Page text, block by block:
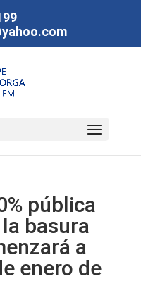
pública
basura
a
enero de